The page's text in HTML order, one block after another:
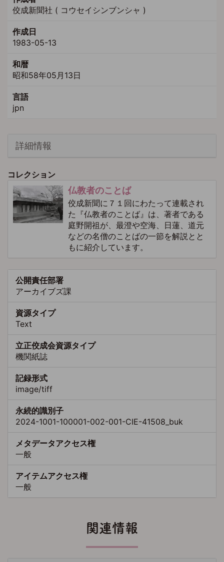
佼成新聞社 ( コウセイシンブンシャ )
作成日
1983-05-13
和暦
昭和58年05月13日
言語
jpn
詳細情報
コレクション
仏教者のことば
佼成新聞に７１回にわたって連載され
た『仏教者のことば』は、著者である
庭野開祖が、最澄や空海、日蓮、道元
などの名僧のことばの一節を解説とと
もに紹介しています。
公開責任部署
アーカイブズ課
資源タイプ
Text
立正佼成会資源タイプ
機関紙誌
記録形式
image/tiff
永続的識別子
2024-1001-100001-002-001-CIE-41508_buk
メタデータアクセス権
一般
アイテムアクセス権
一般
関連情報